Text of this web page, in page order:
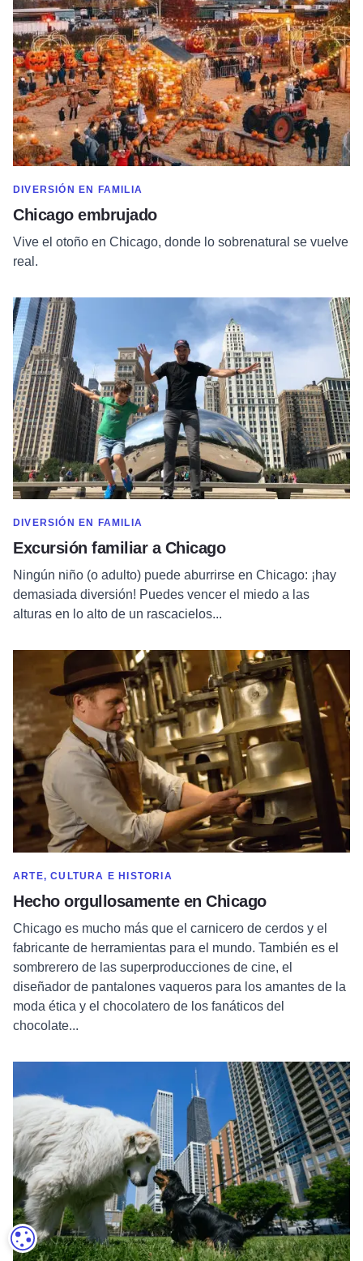
MOSTRAR MÁS EN CATEGORÍA DE
DIVERSIÓN EN FAMILIA
Chicago embrujado
Vive el otoño en Chicago, donde lo sobrenatural se vuelve
real.
MOSTRAR MÁS EN CATEGORÍA DE
DIVERSIÓN EN FAMILIA
Excursión familiar a Chicago
Ningún niño (o adulto) puede aburrirse en Chicago: ¡hay
demasiada diversión! Puedes vencer el miedo a las
alturas en lo alto de un rascacielos...
Lee más sobre Excursión familiar a Chicago
MOSTRAR MÁS EN CATEGORÍA DE
ARTE, CULTURA E HISTORIA
Hecho orgullosamente en Chicago
Chicago es mucho más que el carnicero de cerdos y el
fabricante de herramientas para el mundo. También es el
sombrerero de las superproducciones de cine, el
diseñador de pantalones vaqueros para los amantes de la
moda ética y el chocolatero de los fanáticos del
chocolate...
Leer más sobre Made with Pride en Chicago
Leer más sobre Barks & Recreation in Chicago
CONFIGURACIÓN DE COOKIES